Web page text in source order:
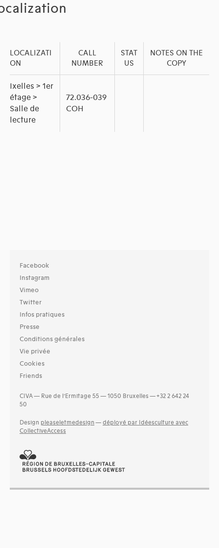
LOCALIZATI
ON
CALL
NUMBER
STAT
US
NOTES ON THE
COPY
Ixelles > 1er
étage >
Salle de
lecture
72.036-039
COH
Facebook
Instagram
Vimeo
Twitter
Infos pratiques
Presse
Conditions générales
Vie privée
Cookies
Friends
CIVA — Rue de l’Ermitage 55 — 1050 Bruxelles — +32 2 642 24
50
Design pleaseletmedesign — déployé par Idéesculture avec
CollectiveAccess